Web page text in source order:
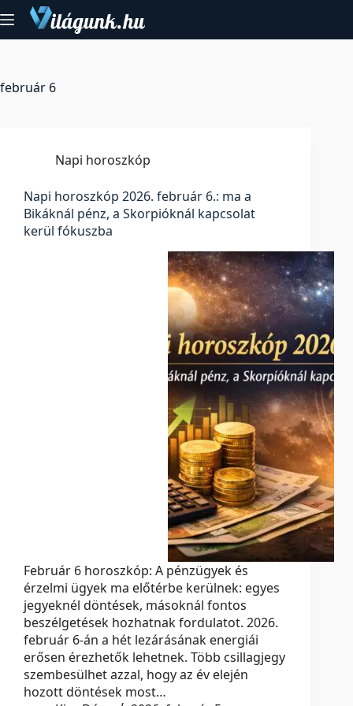
to
content
február 6
Napi horoszkóp
Napi horoszkóp 2026. február 6.: ma a
Bikáknál pénz, a Skorpióknál kapcsolat
kerül fókuszba
Február 6 horoszkóp: A pénzügyek és
érzelmi ügyek ma előtérbe kerülnek: egyes
jegyeknél döntések, másoknál fontos
beszélgetések hozhatnak fordulatot. 2026.
február 6-án a hét lezárásának energiái
erősen érezhetők lehetnek. Több csillagjegy
szembesülhet azzal, hogy az év elején
hozott döntések most…